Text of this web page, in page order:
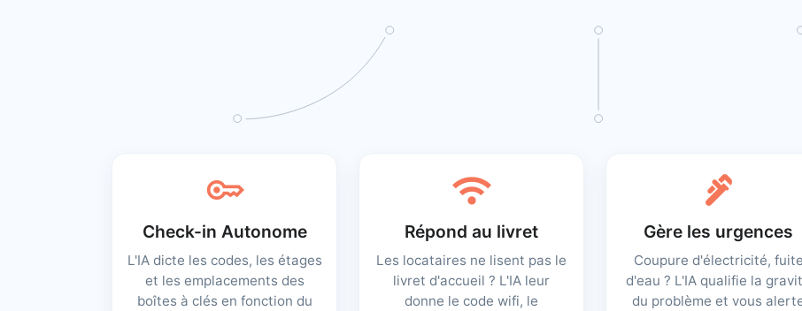
key
Check-in Autonome
L'IA dicte les codes, les étages
et les emplacements des
boîtes à clés en fonction du
wifi
Répond au livret
Les locataires ne lisent pas le
livret d'accueil ? L'IA leur
donne le code wifi, le
plumbing
Gère les urgences
Coupure d'électricité, fuite
d'eau ? L'IA qualifie la
du problème et vous